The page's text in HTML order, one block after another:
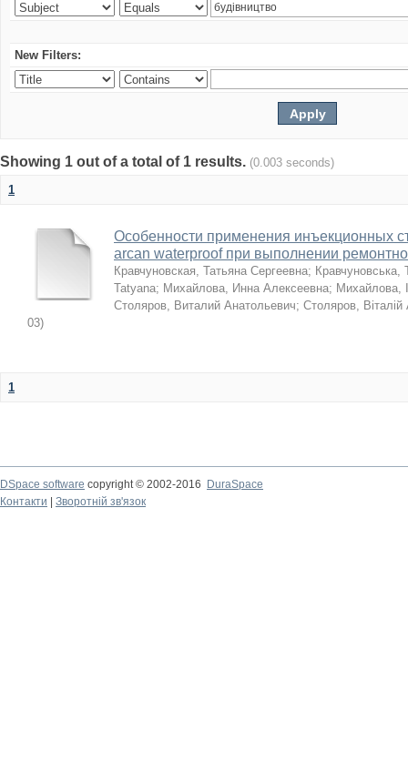
New Filters:
Showing 1 out of a total of 1 results. (0.003 seconds)
1
Особенности применения инъекционных
arcan waterproof при выполнении
Кравчуновская, Татьяна Сергеевна; Кравчуновська,
Tatyana; Михайлова, Инна Алексеевна; Михайлова,
Столяров, Виталий Анатольевич; Столяров, Віталій
03)
1
DSpace software copyright © 2002-2016
DuraSpace
Контакти
Зворотній зв'язок